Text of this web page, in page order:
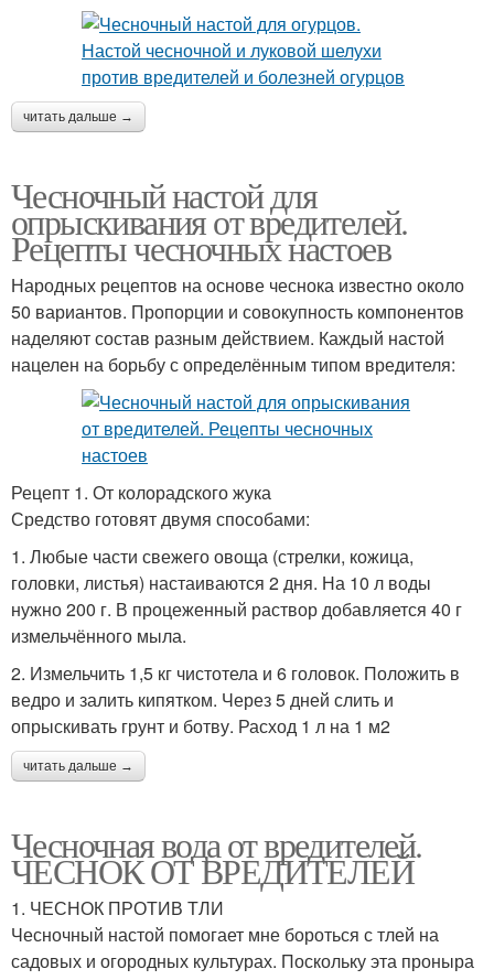
читать дальше →
Чесночный настой для
опрыскивания от вредителей.
Рецепты чесночных настоев
Народных рецептов на основе чеснока известно около
50 вариантов. Пропорции и совокупность компонентов
наделяют состав разным действием. Каждый настой
нацелен на борьбу с определённым типом вредителя:
Рецепт 1. От колорадского жука
Средство готовят двумя способами:
1. Любые части свежего овоща (стрелки, кожица,
головки, листья) настаиваются 2 дня. На 10 л воды
нужно 200 г. В процеженный раствор добавляется 40 г
измельчённого мыла.
2. Измельчить 1,5 кг чистотела и 6 головок. Положить в
ведро и залить кипятком. Через 5 дней слить и
опрыскивать грунт и ботву. Расход 1 л на 1 м2
читать дальше →
Чесночная вода от вредителей.
ЧЕСНОК ОТ ВРЕДИТЕЛЕЙ
1. ЧЕСНОК ПРОТИВ ТЛИ
Чесночный настой помогает мне бороться с тлей на
садовых и огородных культурах. Поскольку эта проныра